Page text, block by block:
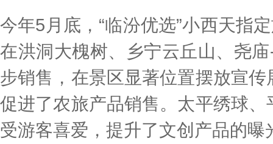
今年5月底，“临汾优选”小西天指
在洪洞大槐树、乡宁云丘山、尧
步销售，在景区显著位置摆放宣
促进了农旅产品销售。太平绣球
受游客喜爱，提升了文创产品的曝